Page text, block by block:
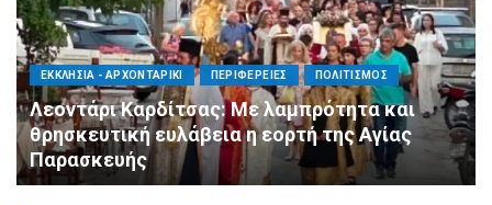
ΑΓΙΟΣ ΔΗΜΗΤΡΙΟΣ ΠΟΛΙΤΙΣΜΟΣ ΣΥΛΛΟΓΟΙ - ΕΝΩΣΕΙΣ
Η Εθελοντική Δράση Αγίου Δημητρίου στο
πλευρό των πυρόπληκτων συμπολιτών μας